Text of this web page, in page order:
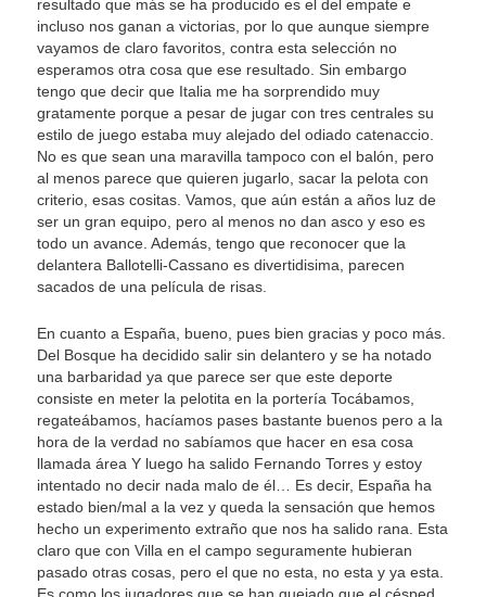
resultado que más se ha producido es el del empate e
incluso nos ganan a victorias, por lo que aunque siempre
vayamos de claro favoritos, contra esta selección no
esperamos otra cosa que ese resultado. Sin embargo
tengo que decir que Italia me ha sorprendido muy
gratamente porque a pesar de jugar con tres centrales su
estilo de juego estaba muy alejado del odiado catenaccio.
No es que sean una maravilla tampoco con el balón, pero
al menos parece que quieren jugarlo, sacar la pelota con
criterio, esas cositas. Vamos, que aún están a años luz de
ser un gran equipo, pero al menos no dan asco y eso es
todo un avance. Además, tengo que reconocer que la
delantera Ballotelli-Cassano es divertidisima, parecen
sacados de una película de risas.
En cuanto a España, bueno, pues bien gracias y poco más.
Del Bosque ha decidido salir sin delantero y se ha notado
una barbaridad ya que parece ser que este deporte
consiste en meter la pelotita en la portería Tocábamos,
regateábamos, hacíamos pases bastante buenos pero a la
hora de la verdad no sabíamos que hacer en esa cosa
llamada área Y luego ha salido Fernando Torres y estoy
intentado no decir nada malo de él… Es decir, España ha
estado bien/mal a la vez y queda la sensación que hemos
hecho un experimento extraño que nos ha salido rana. Esta
claro que con Villa en el campo seguramente hubieran
pasado otras cosas, pero el que no esta, no esta y ya esta.